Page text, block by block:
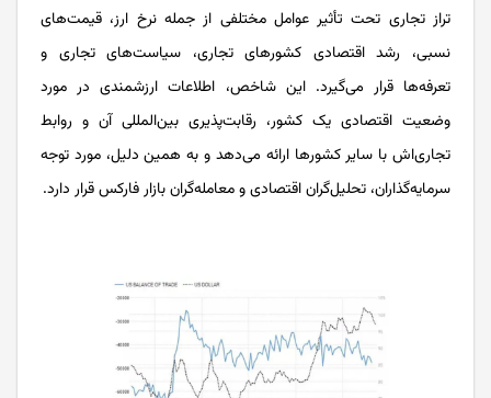
تراز تجاری تحت تأثیر عوامل مختلفی از جمله نرخ ارز، قیمت‌های
نسبی، رشد اقتصادی کشورهای تجاری، سیاست‌های تجاری و
تعرفه‌ها قرار می‌گیرد. این شاخص، اطلاعات ارزشمندی در مورد
وضعیت اقتصادی یک کشور، رقابت‌پذیری بین‌المللی آن و روابط
تجاری‌اش با سایر کشورها ارائه می‌دهد و به همین دلیل، مورد توجه
سرمایه‌گذاران، تحلیل‌گران اقتصادی و معامله‌گران بازار فارکس قرار دارد.